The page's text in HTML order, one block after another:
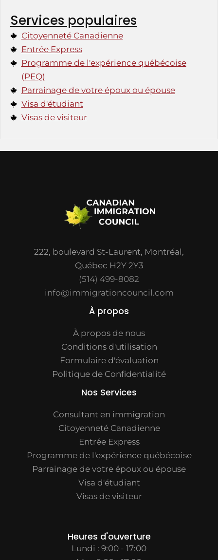
Services populaires
Citoyenneté Canadienne
Entrée Express
Programme de l'expérience québécoise
(PEQ)
Parrainage de votre époux ou épouse
Visa d'étudiant
Visas de visiteur
222, boulevard St-Laurent, Montréal,
Québec H2Y 2Y3
(514) 499-8082
info@immigrationcouncil.com
À propos
À propos de nous
Conditions d'utilisation
Formulaire d'évaluation
Politique de Confidentialité
Nos Services
Consultant en immigration
Citoyenneté Canadienne
Entrée Express
Programme de l'expérience québécoise
Parrainage de votre époux ou épouse
Visa d'étudiant
Visas de visiteur
Heures d'ouverture
Lundi : 9:00 - 17:00